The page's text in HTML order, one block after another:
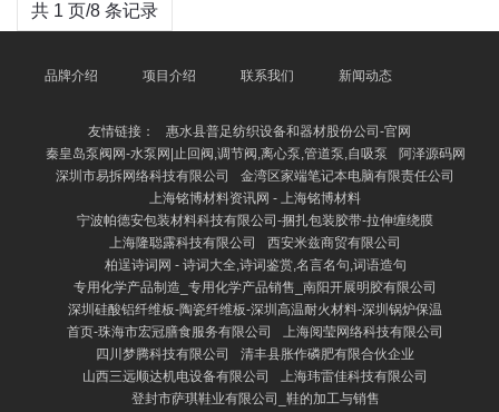
共 1 页/8 条记录
品牌介绍 项目介绍 联系我们 新闻动态
友情链接：
惠水县普足纺织设备和器材股份公司-官网
秦皇岛泵阀网-水泵网|止回阀,调节阀,离心泵,管道泵,自吸泵
阿泽源码网
深圳市易拆网络科技有限公司
金湾区家端笔记本电脑有限责任公司
上海铭博材料资讯网 - 上海铭博材料
宁波帕德安包装材料科技有限公司-捆扎包装胶带-拉伸缠绕膜
上海隆聪露科技有限公司
西安米兹商贸有限公司
柏逞诗词网 - 诗词大全,诗词鉴赏,名言名句,词语造句
专用化学产品制造_专用化学产品销售_南阳开展明胶有限公司
深圳硅酸铝纤维板-陶瓷纤维板-深圳高温耐火材料-深圳锅炉保温
首页-珠海市宏冠膳食服务有限公司
上海阅莹网络科技有限公司
四川梦腾科技有限公司
清丰县胀作磷肥有限合伙企业
山西三远顺达机电设备有限公司
上海玮雷佳科技有限公司
登封市萨琪鞋业有限公司_鞋的加工与销售